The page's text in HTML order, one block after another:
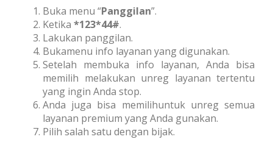
Buka menu “Panggilan”.
Ketika *123*44#.
Lakukan panggilan.
Bukamenu info layanan yang digunakan.
Setelah membuka info layanan, Anda bisa
memilih melakukan unreg layanan tertentu
yang ingin Anda stop.
Anda juga bisa memilihuntuk unreg semua
layanan premium yang Anda gunakan.
Pilih salah satu dengan bijak.